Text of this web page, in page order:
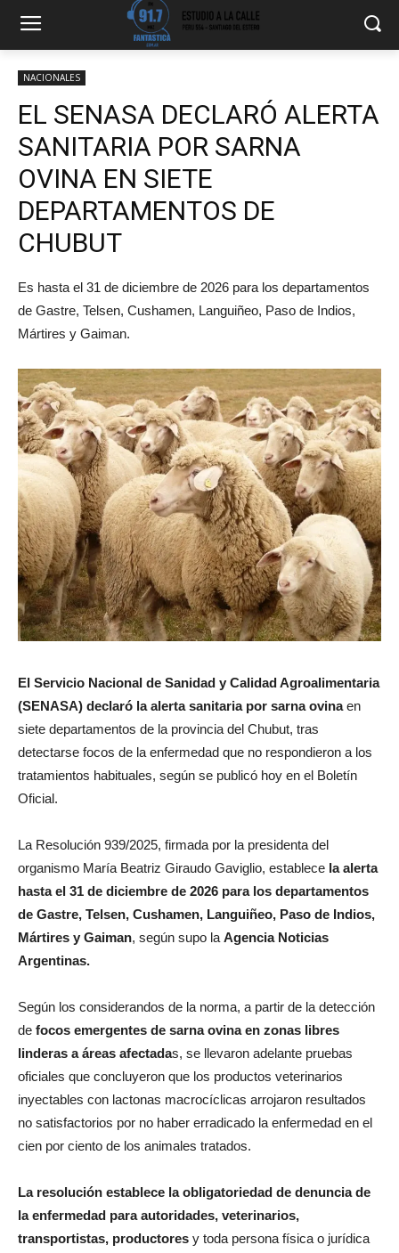
NACIONALES
EL SENASA DECLARÓ ALERTA
SANITARIA POR SARNA
OVINA EN SIETE
DEPARTAMENTOS DE
CHUBUT
Es hasta el 31 de diciembre de 2026 para los departamentos
de Gastre, Telsen, Cushamen, Languiñeo, Paso de Indios,
Mártires y Gaiman.
El Servicio Nacional de Sanidad y Calidad Agroalimentaria
(SENASA) declaró la alerta sanitaria por sarna ovinaen
siete departamentos de la provincia del Chubut, tras
detectarse focos de la enfermedad que no respondieron a los
tratamientos habituales, según se publicó hoy en el Boletín
Oficial.
La Resolución 939/2025, firmada por la presidenta del
organismo María Beatriz Giraudo Gaviglio, establece la alerta
hasta el 31 de diciembre de 2026 para los departamentos
de Gastre, Telsen, Cushamen, Languiñeo, Paso de Indios,
Mártires y Gaiman, según supo la Agencia Noticias
Argentinas.
Según los considerandos de la norma, a partir de la detección
de focos emergentes de sarna ovina en zonas libres
linderas a áreas afectadas, se llevaron adelante pruebas
oficiales que concluyeron que los productos veterinarios
inyectables con lactonas macrocíclicas arrojaron resultados
no satisfactorios por no haber erradicado la enfermedad en el
cien por ciento de los animales tratados.
La resolución establece la obligatoriedad de denuncia de
la enfermedad para autoridades, veterinarios,
transportistas, productores y toda persona física o jurídica